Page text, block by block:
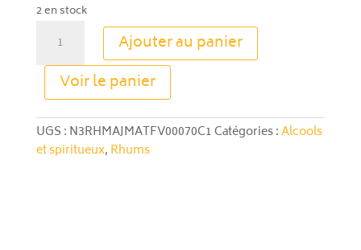
2 en stock
Rhum
Atelier
Fumee
Volcanique
Ajouter au panier
Voir le panier
l
e
UGS : N3RHMAJMATFV00070C1Catégories :Alcools
et spiritueux, Rhums